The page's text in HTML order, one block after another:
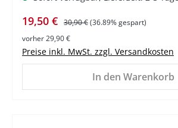
Verkaufspreis:
19,50 € Regulärer Preis:
30,90 €(36.89% gespart)
vorher 29,90 €
Preise inkl. MwSt. zzgl. Versandkosten
In den Warenkorb